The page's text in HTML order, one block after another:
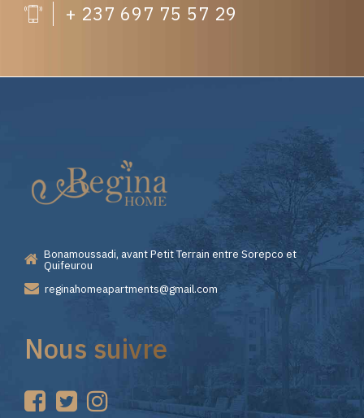
+ 237 697 75 57 29
Casino
—
Premiers
Pas
sur
Bonamoussadi, avant Petit Terrain entre Sorepco et
Quifeurou
reginahomeapartments@gmail.com
Nous suivre